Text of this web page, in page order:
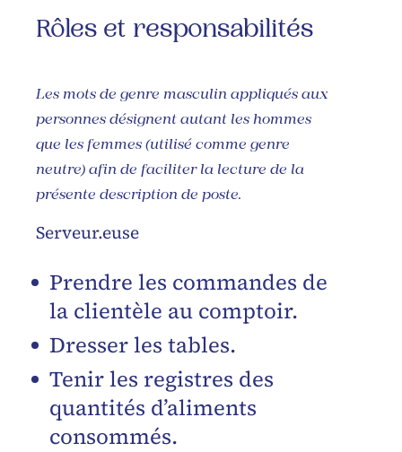
Rôles et responsabilités
Les mots de genre masculin appliqués aux
personnes désignent autant les hommes
que les femmes (utilisé comme genre
neutre) afin de faciliter la lecture de la
présente description de poste.
Serveur.euse
Prendre les commandes de
la clientèle au comptoir.
Dresser les tables.
Tenir les registres des
quantités d’aliments
consommés.